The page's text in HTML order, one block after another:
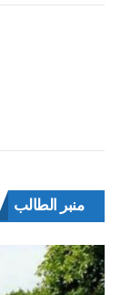
منبر الطالب